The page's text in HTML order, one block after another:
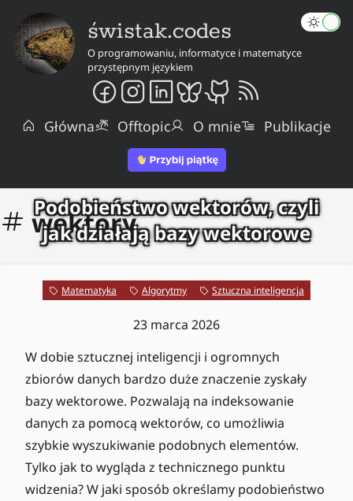
świstak.codes
O programowaniu, informatyce i matematyce
przystępnym językiem
Główna Offtopic O mnie Publikacje
wektory
Podobieństwo wektorów, czyli
jak działają bazy wektorowe
Matematyka Algorytmy Sztuczna inteligencja
23 marca 2026
W dobie sztucznej inteligencji i ogromnych
zbiorów danych bardzo duże znaczenie zyskały
bazy wektorowe. Pozwalają na indeksowanie
danych za pomocą wektorów, co umożliwia
szybkie wyszukiwanie podobnych elementów.
Tylko jak to wygląda z technicznego punktu
widzenia? W jaki sposób określamy podobieństwo